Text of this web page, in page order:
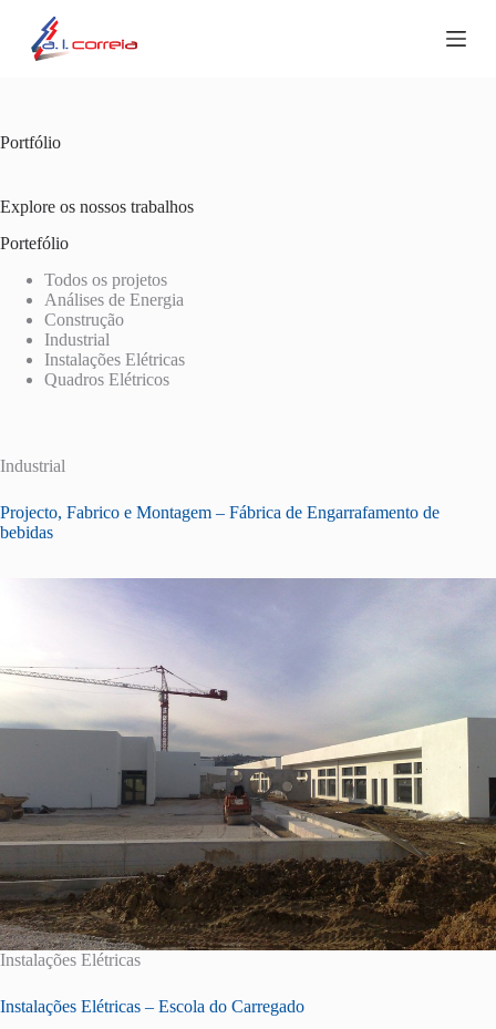
a
o
c
o
e
ú
d
o
Portfólio
Explore os nossos trabalhos
Portefólio
Todos os projetos
Análises de Energia
Construção
Industrial
Instalações Elétricas
Quadros Elétricos
Industrial
Projecto, Fabrico e Montagem – Fábrica de Engarrafamento de
bebidas
Instalações Elétricas
Instalações Elétricas – Escola do Carregado